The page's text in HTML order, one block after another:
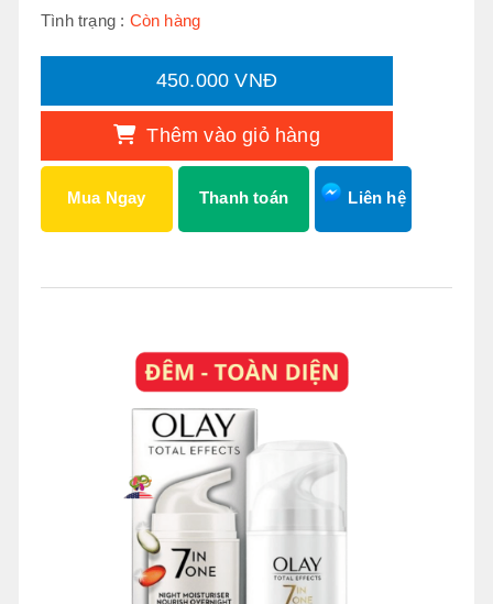
Tình trạng : Còn hàng
450.000 VNĐ
Thêm vào giỏ hàng
Mua Ngay Thanh toán Liên hệ